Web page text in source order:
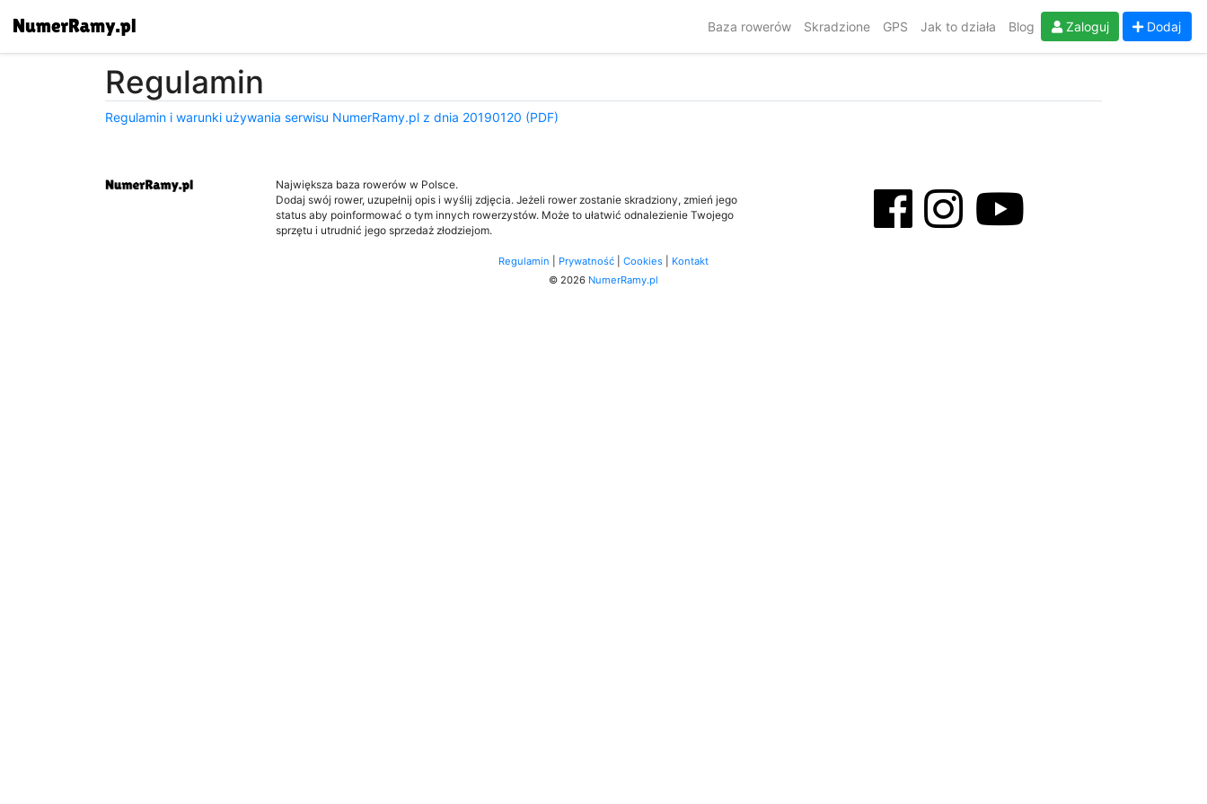
Baza rowerów Skradzione GPS Jak to działa Blog Zaloguj Dodaj
Regulamin
Regulamin i warunki używania serwisu NumerRamy.pl z dnia 20190120 (PDF)
Największa baza rowerów w Polsce.
Dodaj swój rower, uzupełnij opis i wyślij zdjęcia. Jeżeli rower zostanie skradziony, zmień jego
status aby poinformować o tym innych rowerzystów. Może to ułatwić odnalezienie Twojego
sprzętu i utrudnić jego sprzedaż złodziejom.
Regulamin Prywatność Cookies
Kontakt
© 2026 NumerRamy.pl